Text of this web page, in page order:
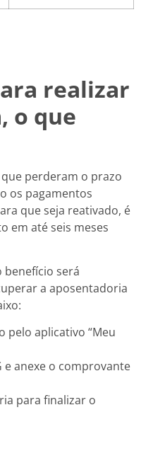
realizar
o que
perderam o prazo
os pagamentos
que seja reativado, é
em até seis meses
benefício será
a aposentadoria
pelo aplicativo “Meu
e anexe o comprovante
para finalizar o